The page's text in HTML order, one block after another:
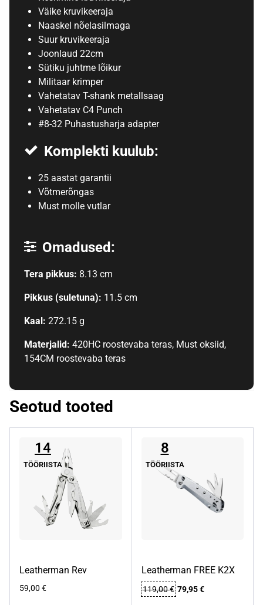
Väike kruvikeeraja
Naaskel nõelasilmaga
Suur kruvikeeraja
Joonlaud 22cm
Sütiku juhtme lõikur
Militaar krimper
Vahetatav T-shank metallsaag
Vahetatav C4 Punch
#8-32 Puhastusharja adapter
Komplekti kuulub:
25 aastat garantii
Võtmerõngas
Must molle vutlar
Omadused:
Tera pikkus: 8.13 cm
Pikkus (suletuna): 11.5 cm
Kaal: 272.15 g
Materjalid: 420HC roostevaba teras, Must oksiid,
154CM roostevaba teras
Seotud tooted
14
TÖÖRIISTA
Leatherman Rev
59,00 €
8
TÖÖRIISTA
Leatherman FREE K2X
119,00€ Algne
79,95€Praegune